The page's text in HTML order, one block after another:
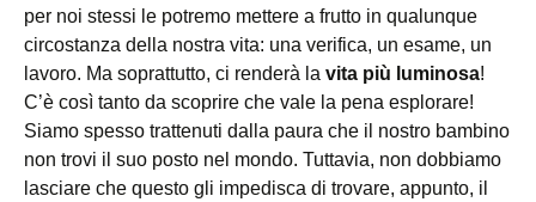
per noi stessi le potremo mettere a frutto in qualunque
circostanza della nostra vita: una verifica, un esame, un
lavoro. Ma soprattutto, ci renderà la vita più luminosa!
C’è così tanto da scoprire che vale la pena esplorare!
Siamo spesso trattenuti dalla paura che il nostro bambino
non trovi il suo posto nel mondo. Tuttavia, non dobbiamo
lasciare che questo gli impedisca di trovare, appunto, il